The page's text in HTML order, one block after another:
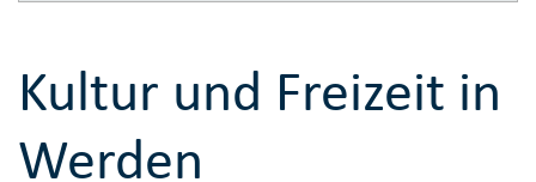
Kultur und Freizeit in
Werden